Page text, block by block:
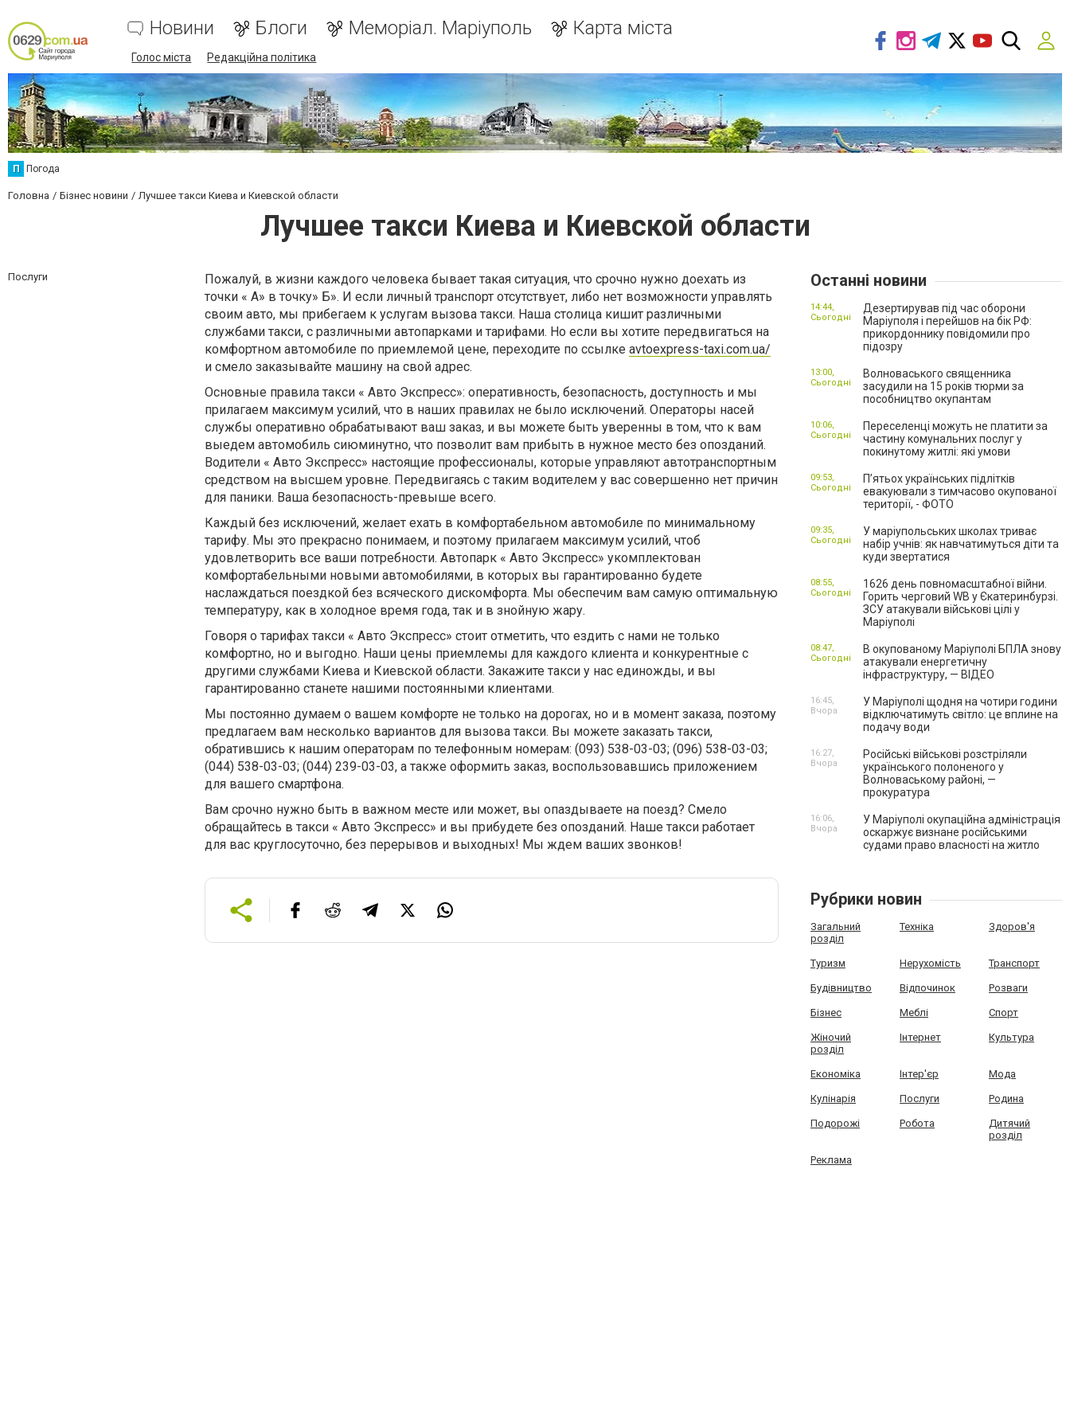
Новини Блоги Меморіал. Маріуполь Карта міста
Голос міста Редакційна політика
П Погода
Головна Бізнес новини Лучшее такси Киева и Киевской области
Лучшее такси Киева и Киевской области
Послуги
Пожалуй, в жизни каждого человека бывает такая ситуация, что срочно нужно доехать из
точки « А» в точку» Б». И если личный транспорт отсутствует, либо нет возможности управлять
своим авто, мы прибегаем к услугам вызова такси. Наша столица кишит различными
службами такси, с различными автопарками и тарифами. Но если вы хотите передвигаться на
комфортном автомобиле по приемлемой цене, переходите по ссылке avtoexpress-taxi.com.ua/
и смело заказывайте машину на свой адрес.
Основные правила такси « Авто Экспресс»: оперативность, безопасность, доступность и мы
прилагаем максимум усилий, что в наших правилах не было исключений. Операторы насей
службы оперативно обрабатывают ваш заказ, и вы можете быть уверенны в том, что к вам
выедем автомобиль сиюминутно, что позволит вам прибыть в нужное место без опозданий.
Водители « Авто Экспресс» настоящие профессионалы, которые управляют автотранспортным
средством на высшем уровне. Передвигаясь с таким водителем у вас совершенно нет причин
для паники. Ваша безопасность-превыше всего.
Каждый без исключений, желает ехать в комфортабельном автомобиле по минимальному
тарифу. Мы это прекрасно понимаем, и поэтому прилагаем максимум усилий, чтоб
удовлетворить все ваши потребности. Автопарк « Авто Экспресс» укомплектован
комфортабельными новыми автомобилями, в которых вы гарантированно будете
наслаждаться поездкой без всяческого дискомфорта. Мы обеспечим вам самую оптимальную
температуру, как в холодное время года, так и в знойную жару.
Говоря о тарифах такси « Авто Экспресс» стоит отметить, что ездить с нами не только
комфортно, но и выгодно. Наши цены приемлемы для каждого клиента и конкурентные с
другими службами Киева и Киевской области. Закажите такси у нас единожды, и вы
гарантированно станете нашими постоянными клиентами.
Мы постоянно думаем о вашем комфорте не только на дорогах, но и в момент заказа, поэтому
предлагаем вам несколько вариантов для вызова такси. Вы можете заказать такси,
обратившись к нашим операторам по телефонным номерам: (093) 538-03-03; (096) 538-03-03;
(044) 538-03-03; (044) 239-03-03, а также оформить заказ, воспользовавшись приложением
для вашего смартфона.
Вам срочно нужно быть в важном месте или может, вы опаздываете на поезд? Смело
обращайтесь в такси « Авто Экспресс» и вы прибудете без опозданий. Наше такси работает
для вас круглосуточно, без перерывов и выходных! Мы ждем ваших звонков!
Останні новини
Дезертирував під час оборони
Маріуполя і перейшов на бік РФ:
прикордоннику повідомили про
підозру
14:44,
Сьогодні
Волноваського священника
засудили на 15 років тюрми за
пособництво окупантам
13:00,
Сьогодні
Переселенці можуть не платити за
частину комунальних послуг у
покинутому житлі: які умови
10:06,
Сьогодні
П’ятьох українських підлітків
евакуювали з тимчасово окупованої
території, - ФОТО
09:53,
Сьогодні
У маріупольських школах триває
набір учнів: як навчатимуться діти та
куди звертатися
09:35,
Сьогодні
1626 день повномасштабної війни.
Горить черговий WB у Єкатеринбурзі.
ЗСУ атакували військові цілі у
Маріуполі
08:55,
Сьогодні
В окупованому Маріуполі БПЛА знову
атакували енергетичну
інфраструктуру, — ВІДЕО
08:47,
Сьогодні
У Маріуполі щодня на чотири години
відключатимуть світло: це вплине на
подачу води
16:45,
Вчора
Російські військові розстріляли
українського полоненого у
Волноваському районі, —
прокуратура
16:27,
Вчора
У Маріуполі окупаційна адміністрація
оскаржує визнане російськими
судами право власності на житло
16:06,
Вчора
Рубрики новин
Загальний
розділ
Техніка Здоров'я
Туризм Нерухомість Транспорт
Будівництво Відпочинок Розваги
Бізнес Меблі Спорт
Жіночий
розділ
Інтернет Культура
Економіка Інтер'єр Мода
Кулінарія Послуги Родина
Подорожі Робота
Дитячий
розділ
Реклама